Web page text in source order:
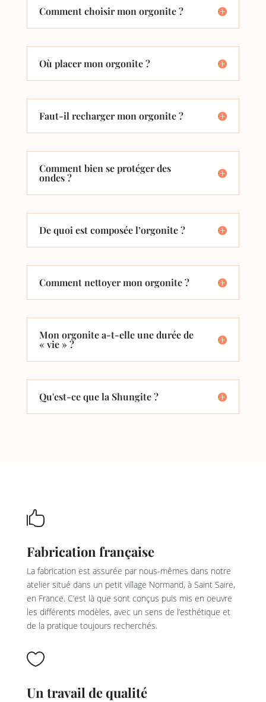
Comment choisir mon orgonite ?
Où placer mon orgonite ?
Faut-il recharger mon orgonite ?
Comment bien se protéger des
ondes ?
De quoi est composée l’orgonite ?
Comment nettoyer mon orgonite ?
Mon orgonite a-t-elle une durée de
« vie » ?
Qu'est-ce que la Shungite ?

Fabrication française
La fabrication est assurée par nous-mêmes dans notre
atelier situé dans un petit village Normand, à Saint Saire,
en France. C’est là que sont conçus puis mis en oeuvre
les différents modèles, avec un sens de l’esthétique et
de la pratique toujours recherchés.

Un travail de qualité